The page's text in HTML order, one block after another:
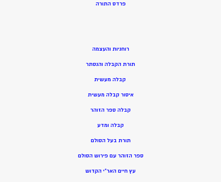
פרדס התורה
רוחניות והעצמה
תורת הקבלה והנסתר
קבלה מעשית
איסור קבלה מעשית
קבלה ספר הזוהר
קבלה ומדע
תורת בעל הסולם
ספר הזוהר עם פירוש הסולם
עץ חיים האר”י הקדוש